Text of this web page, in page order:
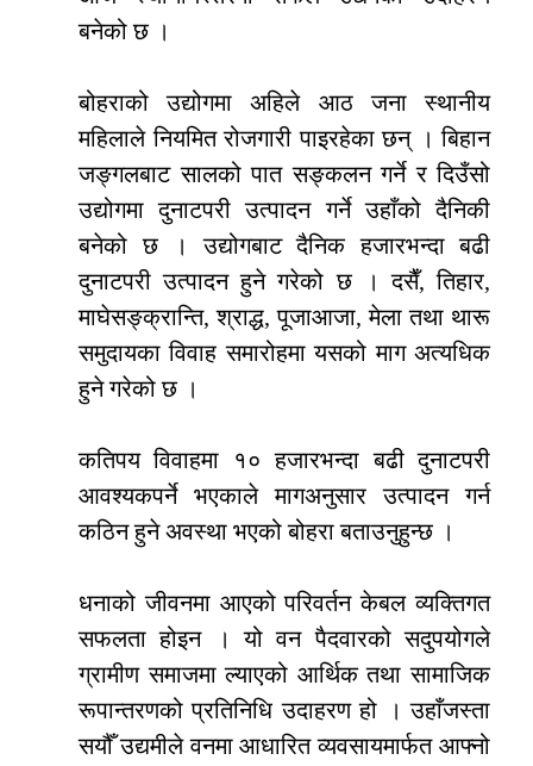
बनेको छ ।
बोहराको उद्योगमा अहिले आठ जना स्थानीय
महिलाले नियमित रोजगारी पाइरहेका छन् । बिहान
जङ्गलबाट सालको पात सङ्कलन गर्ने र दिउँसो
उद्योगमा दुनाटपरी उत्पादन गर्ने उहाँको दैनिकी
बनेको छ । उद्योगबाट दैनिक हजारभन्दा बढी
दुनाटपरी उत्पादन हुने गरेको छ । दसैँ, तिहार,
माघेसङ्क्रान्ति, श्राद्ध, पूजाआजा, मेला तथा थारू
समुदायका विवाह समारोहमा यसको माग अत्यधिक
हुने गरेको छ ।
कतिपय विवाहमा १० हजारभन्दा बढी दुनाटपरी
आवश्यकपर्ने भएकाले मागअनुसार उत्पादन गर्न
कठिन हुने अवस्था भएको बोहरा बताउनुहुन्छ ।
धनाको जीवनमा आएको परिवर्तन केबल व्यक्तिगत
सफलता होइन । यो वन पैदवारको सदुपयोगले
ग्रामीण समाजमा ल्याएको आर्थिक तथा सामाजिक
रूपान्तरणको प्रतिनिधि उदाहरण हो । उहाँजस्ता
सयौँ उद्यमीले वनमा आधारित व्यवसायमार्फत आफ्नो